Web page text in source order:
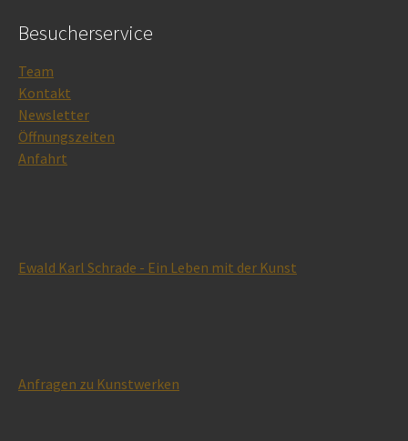
Besucherservice
Team
Kontakt
Newsletter
Öffnungszeiten
Anfahrt
Ewald Karl Schrade - Ein Leben mit der Kunst
Anfragen zu Kunstwerken